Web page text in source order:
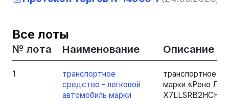
Все лоты
№ лота Наименование Описание
1
транспортное
средство - легковой
автомобиль марки
транспортное
марки «Рено